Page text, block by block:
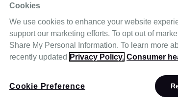
병원
),
Cookies
We use cookies to enhance your website
support our marketing efforts. To opt out of
Share My Personal Information. To learn more
recently updated Privacy Policy. Consumer
Cookie Preference